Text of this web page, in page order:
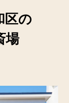
区の
場